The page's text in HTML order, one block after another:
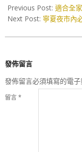
10-
24
Previous Post: 適合全
Next Post: 寧夏夜市內
發佈留言
發佈留言必須填寫的電
留言*